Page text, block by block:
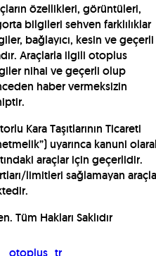
özellikleri, görüntüleri,
bilgileri sehven farklılıklar
bağlayıcı, kesin ve geçerli
Araçlarla ilgili otoplus
nihai ve geçerli olup
haber vermeksizin
Kara Taşıtlarının Ticareti
uyarınca kanuni
araçlar için geçerlidir.
limitleri sağlamayan
Tüm Hakları Saklıdır
otoplus_tr